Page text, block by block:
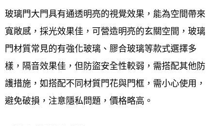
玻璃門大門具有通透明亮的視覺效果，能為空間帶來
寬敞感，採光效果佳，可營造明亮的玄關空間，玻璃
門材質常見的有強化玻璃、膠合玻璃等款式選擇多
樣，隔音效果佳，但防盜安全性較弱，需搭配其他防
護措施，如搭配不同材質門花與門框，需小心使用，
避免破損，注意隱私問題，價格略高。